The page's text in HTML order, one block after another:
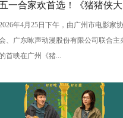
五一合家欢首选！《猪猪侠大
影之竞速小英雄》广州首映
乐狂飙
年4月25日下午，由广州市电影家协
、广东咏声动漫股份有限公司联合主
首映在广州《猪...